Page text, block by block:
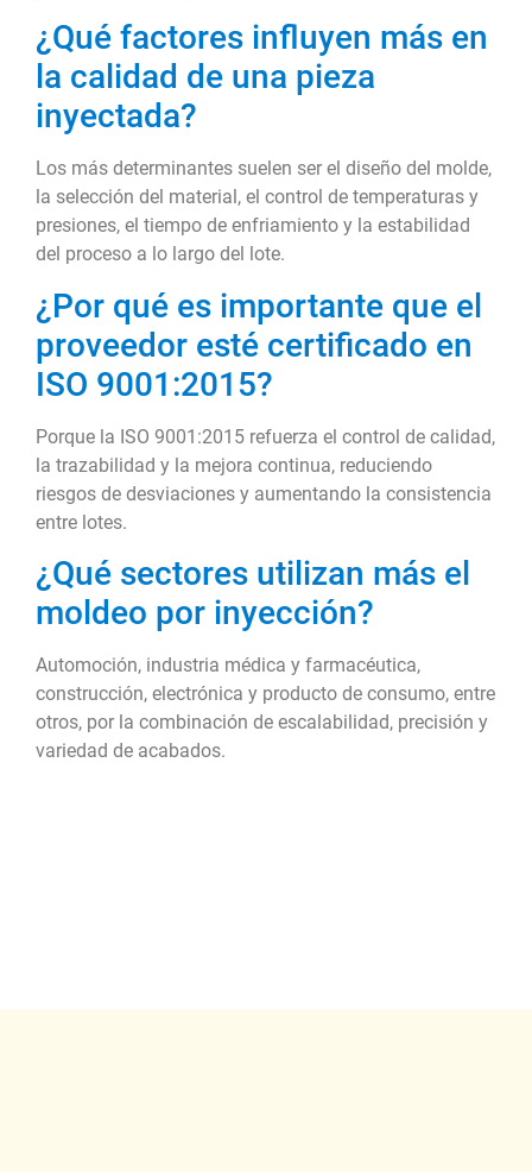
¿Qué factores influyen más en
la calidad de una pieza
inyectada?
Los más determinantes suelen ser el diseño del molde,
la selección del material, el control de temperaturas y
presiones, el tiempo de enfriamiento y la estabilidad
del proceso a lo largo del lote.
¿Por qué es importante que el
proveedor esté certificado en
ISO 9001:2015?
Porque la ISO 9001:2015 refuerza el control de calidad,
la trazabilidad y la mejora continua, reduciendo
riesgos de desviaciones y aumentando la consistencia
entre lotes.
¿Qué sectores utilizan más el
moldeo por inyección?
Automoción, industria médica y farmacéutica,
construcción, electrónica y producto de consumo, entre
otros, por la combinación de escalabilidad, precisión y
variedad de acabados.